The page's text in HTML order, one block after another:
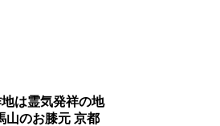
は霊気発祥の地
山のお膝元 京都